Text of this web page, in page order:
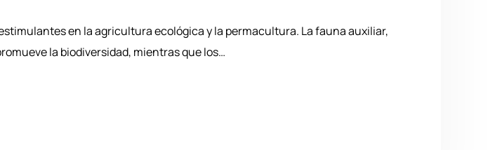
en la agricultura ecológica y la permacultura. La fauna auxiliar,
la biodiversidad, mientras que los…